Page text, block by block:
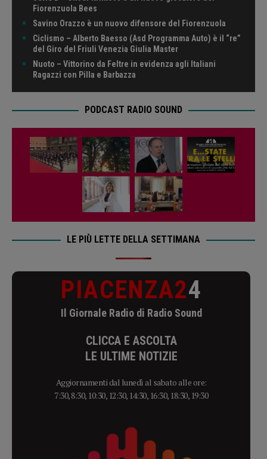
Fiorenzuola Bees
Savino Orazzo è un nuovo difensore del Fiorenzuola
Ciclismo – Alberto Baesso (Asd Programma Auto) è il “re”
del Giro del Friuli Venezia Giulia Master
Nuoto – Vittorino da Feltre in evidenza agli Italiani
Ragazzi con Pilla e Barbazza
PODCAST RADIO SOUND
LE PIÙ LETTE DELLA SETTIMANA
PIACENZA24
Il Giornale Radio di Radio Sound
CLICCA E ASCOLTA
LE ULTIME NOTIZIE
Aggiornamenti dal lunedì al sabato alle ore:
7:30, 8:30, 10:30, 12:30, 14:30, 16:30, 18:30, 19:30